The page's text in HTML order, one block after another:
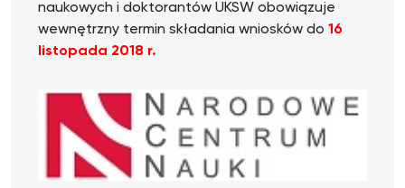
naukowych i doktorantów UKSW obowiązuje
wewnętrzny termin składania wniosków do 16
listopada 2018 r.